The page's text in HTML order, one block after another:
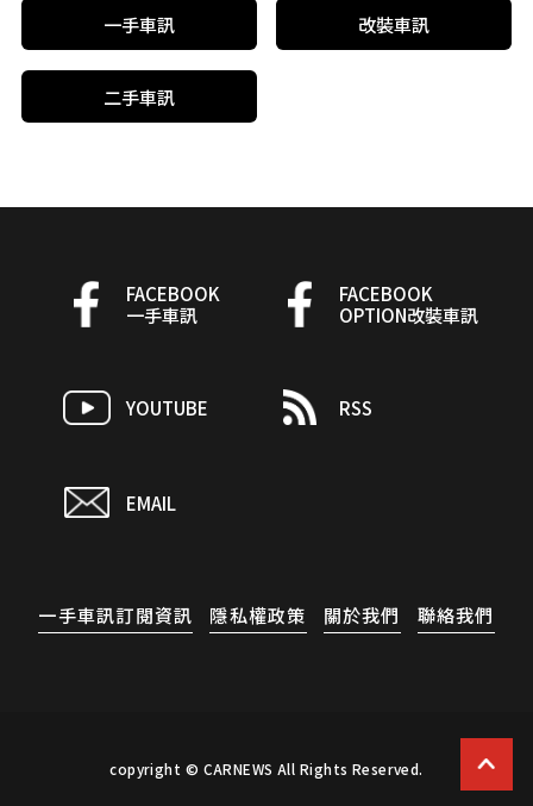
一手車訊 改裝車訊
二手車訊
FACEBOOK
一手車訊
FACEBOOK
OPTION改裝車訊
YOUTUBE RSS
EMAIL
一手車訊訂閱資訊 隱私權政策 關於我們 聯絡我們
copyright © CARNEWS All Rights Reserved.